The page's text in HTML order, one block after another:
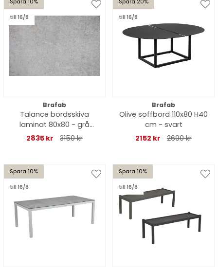
till 16/8
Brafab
Talance bordsskiva
laminat 80x80 - grå
betonglook
2835 kr 3150 kr
till 16/8
Brafab
Olive soffbord 110x80 H40
cm - svart
2152 kr
2690 kr
Spara 10%
till 16/8
Spara 10%
till 16/8